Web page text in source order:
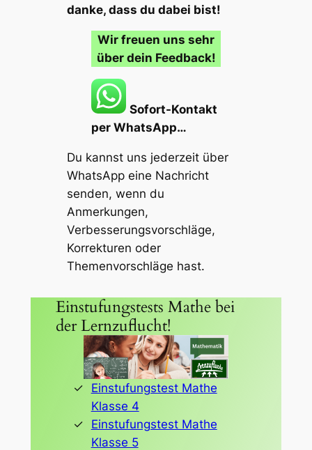
danke, dass du dabei bist!
Wir freuen uns sehr
über dein Feedback!
Sofort-Kontakt
per WhatsApp…
Du kannst uns jederzeit über
WhatsApp eine Nachricht
senden, wenn du
Anmerkungen,
Verbesserungsvorschläge,
Korrekturen oder
Themenvorschläge hast.
Einstufungstests Mathe bei
der Lernzuflucht!
Einstufungstest Mathe
Klasse 4
Einstufungstest Mathe
Klasse 5